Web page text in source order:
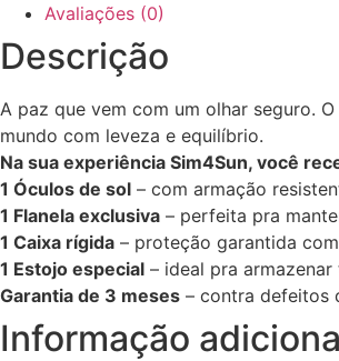
Avaliações (0)
Descrição
A paz que vem com um olhar seguro.
mundo com leveza e equilíbrio.
Na sua experiência Sim4Sun, você
1 Óculos de sol – com armação
1 Flanela exclusiva – perfeita pra
1 Caixa rígida – proteção garantida
1 Estojo especial – ideal pra
Garantia de 3 meses – contra defeitos
Informação